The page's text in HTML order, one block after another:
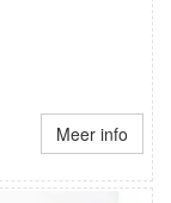
Meer info